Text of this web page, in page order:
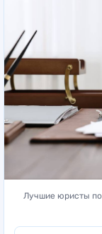
Лучшие юристы